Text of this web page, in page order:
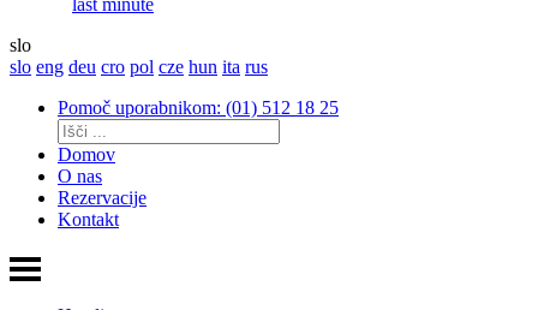
slo
slo eng deu cro pol cze hun ita rus
Pomoč uporabnikom: (01) 512 18 25
Domov
O nas
Rezervacije
Kontakt